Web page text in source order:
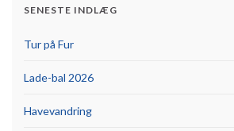
SENESTE INDLÆG
Tur på Fur
Lade-bal 2026
Havevandring